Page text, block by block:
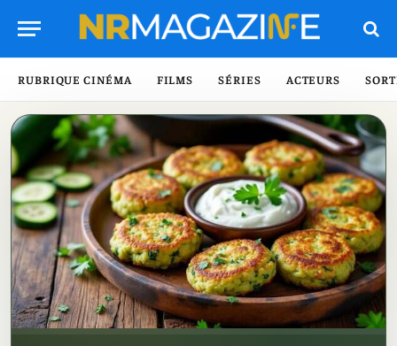
RUBRIQUE CINÉMA FILMS SÉRIES ACTEURS